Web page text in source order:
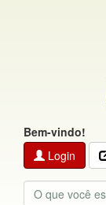
Bem-vindo!
Login